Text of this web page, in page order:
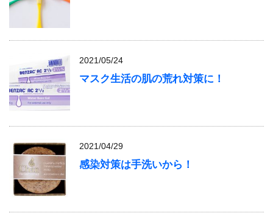
2021/05/24
マスク生活の肌の荒れ対策に！
2021/04/29
感染対策は手洗いから！